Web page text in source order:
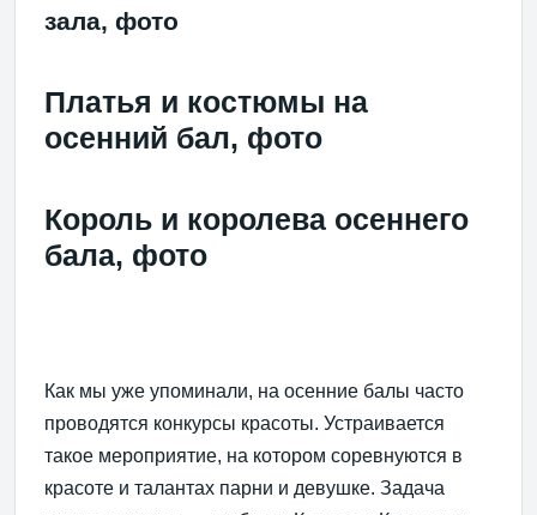
зала, фото
Платья и костюмы на
осенний бал, фото
Король и королева осеннего
бала, фото
Как мы уже упоминали, на осенние балы часто
проводятся конкурсы красоты. Устраивается
такое мероприятие, на котором соревнуются в
красоте и талантах парни и девушке. Задача